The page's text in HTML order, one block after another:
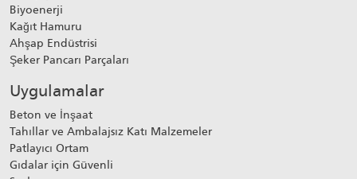
Biyoenerji
Kağıt Hamuru
Ahşap Endüstrisi
Şeker Pancarı Parçaları
Uygulamalar
Beton ve İnşaat
Tahıllar ve Ambalajsız Katı Malzemeler
Patlayıcı Ortam
Gıdalar için Güvenli